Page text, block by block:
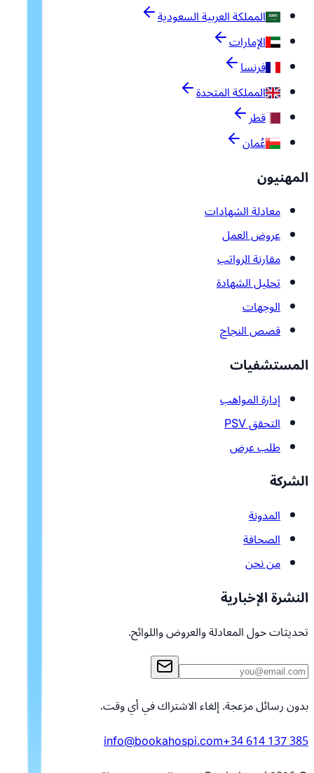
المملكة العربية السعودية
الإمارات
فرنسا
المملكة المتحدة
قطر
عُمان
المهنيون
معادلة الشهادات
عروض العمل
مقارنة الرواتب
تحليل الشهادة
الوجهات
قصص النجاح
المستشفيات
إدارة المواهب
التحقق PSV
طلب عرض
الشركة
المدونة
الصحافة
من نحن
النشرة الإخبارية
تحديثات حول المعادلة والعروض واللوائح.
بدون رسائل مزعجة. إلغاء الاشتراك في أي وقت.
info@bookahospi.com+34 614 137 385